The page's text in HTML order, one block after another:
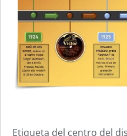
Etiqueta del centro del